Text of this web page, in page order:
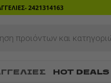
2421314163
HOT DEALS